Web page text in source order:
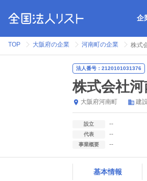
企
TOP 大阪府の企業 河南町の企業 株式
法人番号：2120101031376
株式会社
大阪府河南町 建設
設立 --
代表 --
事業概要 --
基本情報